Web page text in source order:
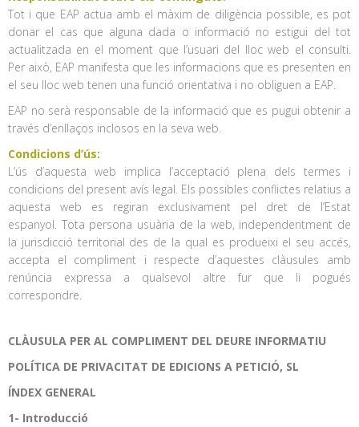
Tot i que EAP actua amb el màxim de diligència possible, es pot
donar el cas que alguna dada o informació no estigui del tot
actualitzada en el moment que l’usuari del lloc web el consulti.
Per això, EAP manifesta que les informacions que es presenten en
el seu lloc web tenen una funció orientativa i no obliguen a EAP.
EAP no serà responsable de la informació que es pugui obtenir a
través d’enllaços inclosos en la seva web.
Condicions d’ús:
L’ús d’aquesta web implica l’acceptació plena dels termes i
condicions del present avís legal. Els possibles conflictes relatius a
aquesta web es regiran exclusivament pel dret de l’Estat
espanyol. Tota persona usuària de la web, independentment de
la jurisdicció territorial des de la qual es produeixi el seu accés,
accepta el compliment i respecte d’aquestes clàusules amb
renúncia expressa a qualsevol altre fur que li pogués
correspondre.
CLÀUSULA PER AL COMPLIMENT DEL DEURE INFORMATIU
POLÍTICA DE PRIVACITAT DE EDICIONS A PETICIÓ, SL
ÍNDEX GENERAL
1- Introducció